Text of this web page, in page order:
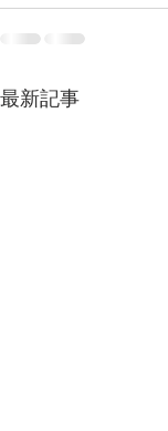
最新記事